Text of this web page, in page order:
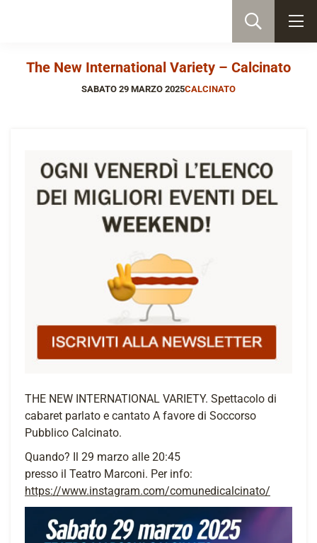
The New International Variety – Calcinato
SABATO 29 MARZO 2025CALCINATO
THE NEW INTERNATIONAL VARIETY. Spettacolo di
cabaret parlato e cantato A favore di Soccorso
Pubblico Calcinato.
Quando? Il 29 marzo alle 20:45
presso il Teatro Marconi. Per info:
https://www.instagram.com/comunedicalcinato/